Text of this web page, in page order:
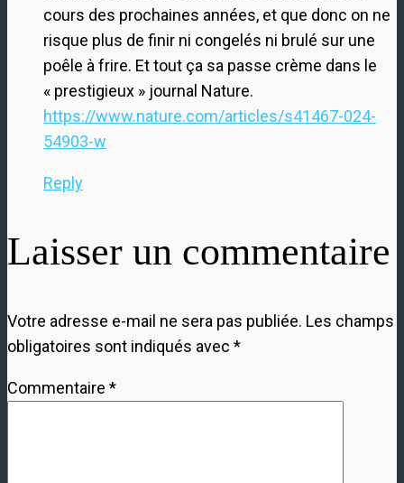
cours des prochaines années, et que donc on ne
risque plus de finir ni congelés ni brulé sur une
poêle à frire. Et tout ça sa passe crème dans le
« prestigieux » journal Nature.
https://www.nature.com/articles/s41467-024-
54903-w
Reply
Laisser un commentaire
Votre adresse e-mail ne sera pas publiée. Les champs
obligatoires sont indiqués avec *
Commentaire *